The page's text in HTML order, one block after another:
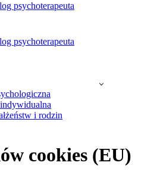
i rodzin
cookies (EU)